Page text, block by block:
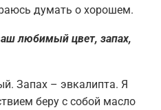
думать о хорошем.
любимый цвет, запах,
Запах – эвкалипта. Я
беру с собой масло